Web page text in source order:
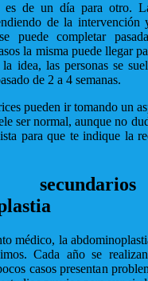
es de un día para otro.
de la
puede completar
la misma puede llegar
idea, las personas se
de 2 a 4 semanas.
pueden ir tomando un
ser normal, aunque no
para que te indique la
médico, la
Cada año se
casos presentan